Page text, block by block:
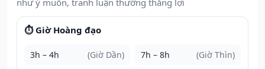
như ý muốn, tranh luận thường thắng lợi
⏱️ Giờ Hoàng đạo
3h – 4h (Giờ Dần) 7h – 8h (Giờ Thìn)